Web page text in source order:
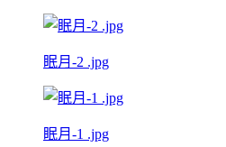
眠月-2 .jpg
眠月-1 .jpg